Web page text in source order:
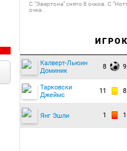
С "Эвертона" снято 8 очков. С
очка.
Калверт-Льюин
Доминик
8 9
Тарковски
Джеймс
11 8
Янг Эшли 1 1